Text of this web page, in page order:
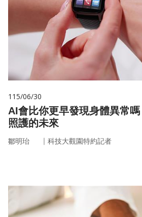
115/06/30
AI會比你更早發現身體異常
照護的未來
鄒明珆 ｜ 科技大觀園特約記者